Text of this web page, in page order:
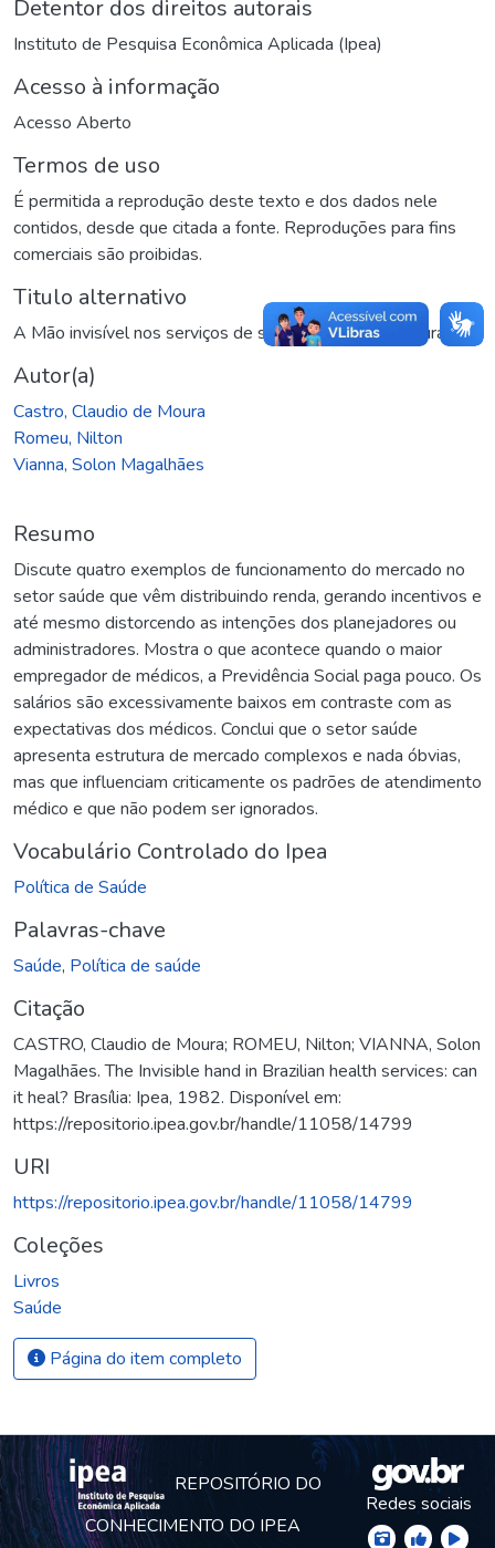
Detentor dos direitos autorais
Instituto de Pesquisa Econômica Aplicada (Ipea)
Acesso à informação
Acesso Aberto
Termos de uso
É permitida a reprodução deste texto e dos dados nele
contidos, desde que citada a fonte. Reproduções para fins
comerciais são proibidas.
Titulo alternativo
A Mão invisível nos serviços de saúde : será que ela cura?
Autor(a)
Castro, Claudio de Moura
Romeu, Nilton
Vianna, Solon Magalhães
Resumo
Discute quatro exemplos de funcionamento do mercado no
setor saúde que vêm distribuindo renda, gerando incentivos e
até mesmo distorcendo as intenções dos planejadores ou
administradores. Mostra o que acontece quando o maior
empregador de médicos, a Previdência Social paga pouco. Os
salários são excessivamente baixos em contraste com as
expectativas dos médicos. Conclui que o setor saúde
apresenta estrutura de mercado complexos e nada óbvias,
mas que influenciam criticamente os padrões de atendimento
médico e que não podem ser ignorados.
Vocabulário Controlado do Ipea
Política de Saúde
Palavras-chave
Saúde, Política de saúde
Citação
CASTRO, Claudio de Moura; ROMEU, Nilton; VIANNA, Solon
Magalhães. The Invisible hand in Brazilian health services: can
it heal? Brasília: Ipea, 1982. Disponível em:
https://repositorio.ipea.gov.br/handle/11058/14799
URI
https://repositorio.ipea.gov.br/handle/11058/14799
Coleções
Livros
Saúde
Página do item completo
REPOSITÓRIO DO
CONHECIMENTO DO IPEA
Redes sociais